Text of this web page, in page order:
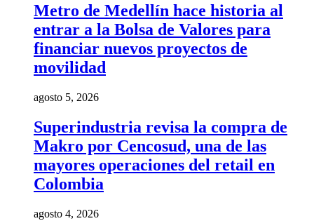
Metro de Medellín hace historia al
entrar a la Bolsa de Valores para
financiar nuevos proyectos de
movilidad
agosto 5, 2026
Superindustria revisa la compra de
Makro por Cencosud, una de las
mayores operaciones del retail en
Colombia
agosto 4, 2026